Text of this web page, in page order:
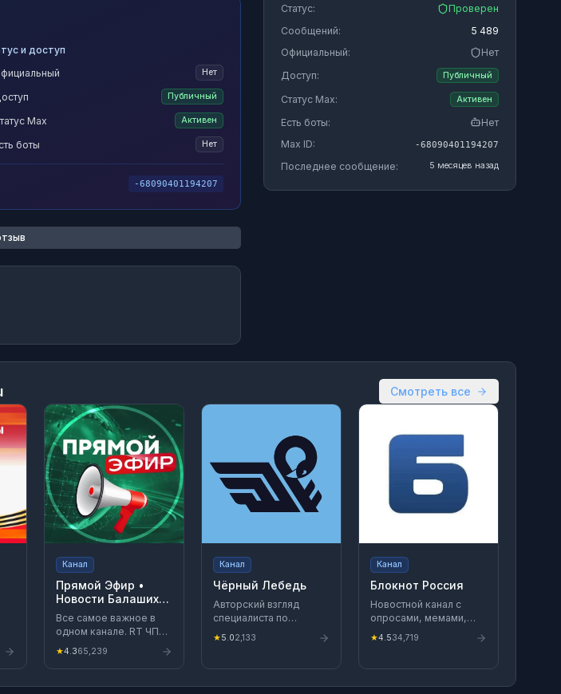
и доступ
Нет
Публичный
Max Активен
боты Нет
-68090401194207
Статус:
Проверен
Сообщений:
5 489
Официальный:
Нет
Доступ:
Публичный
Статус Max: Активен
Есть боты:
Нет
Max ID:
-68090401194207
Последнее сообщение: 5 месяцев назад
Смотреть все
Канал
Прямой Эфир •
Новости Балашиха
Уфа Казань Топор
Ростов Челны
Поздняков Бутылка
девушки
Знакомства Ростов
Все самое важное в
одном канале. RT ЧП
Уфа Казань Нижний
Балашиха
Новосибирск
★4.365,239
Канал
Чёрный Лебедь
Авторский взгляд
специалиста по
деятельности (ВЭД) на
★5.02,133
Канал
Блокнот Россия
Новостной канал с
опросами, мемами,
ООО "Блокнот Онлайн"
★4.534,719